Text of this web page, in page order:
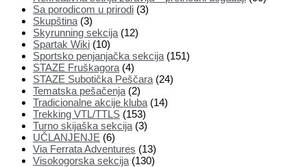
Sa porodicom u prirodi (3)
Skupština (3)
Skyrunning sekcija (12)
Spartak Wiki (10)
Sportsko penjanjačka sekcija (151)
STAZE Fruškagora (4)
STAZE Subotička Peščara (24)
Tematska pešačenja (2)
Tradicionalne akcije kluba (14)
Trekking VTL/TTLS (153)
Turno skijaška sekcija (3)
UČLANJENJE (6)
Via Ferrata Adventures (13)
Visokogorska sekcija (130)